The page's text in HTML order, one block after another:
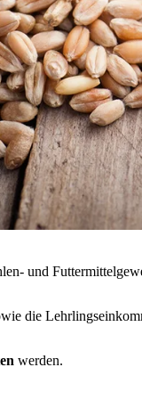
und
die
werden.